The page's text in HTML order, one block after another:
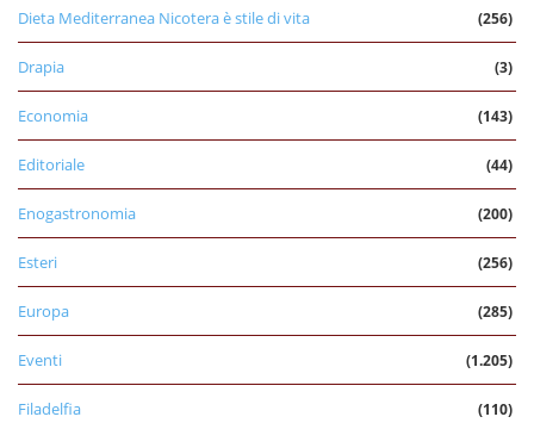
Dieta Mediterranea Nicotera è stile di vita (256)
Drapia (3)
Economia (143)
Editoriale (44)
Enogastronomia (200)
Esteri (256)
Europa (285)
Eventi (1.205)
Filadelfia (110)